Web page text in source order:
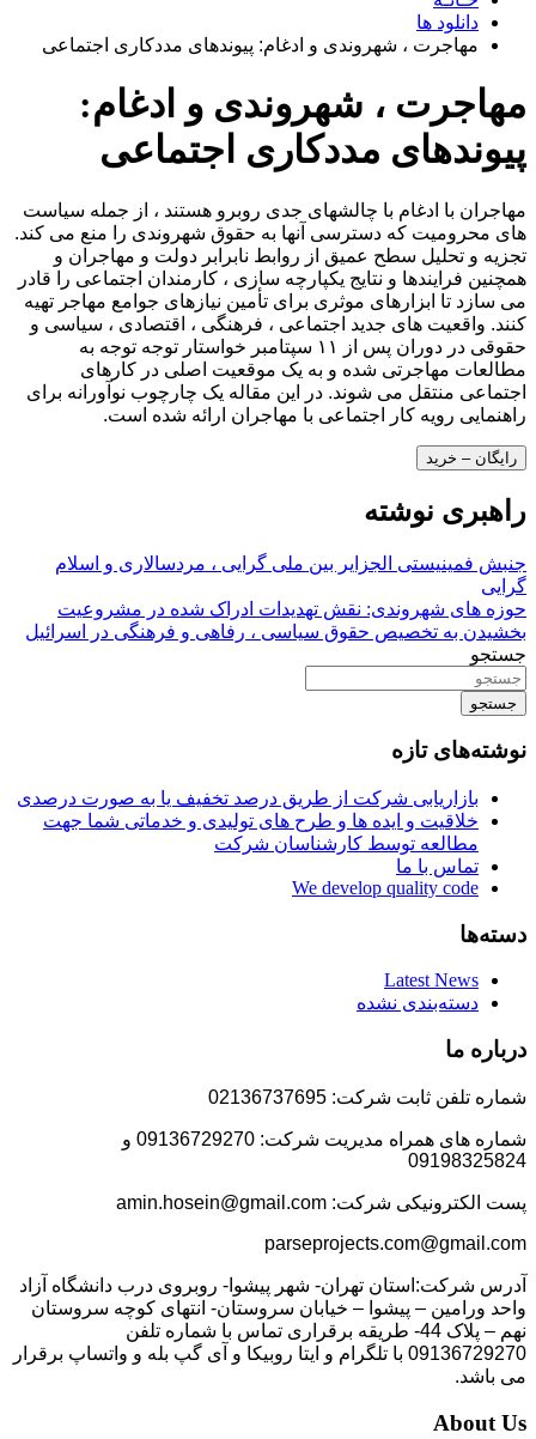
دانلود ها
مهاجرت ، شهروندی و ادغام: پیوندهای مددکاری اجتماعی
مهاجرت ، شهروندی و ادغام:
پیوندهای مددکاری اجتماعی
مهاجران با ادغام با چالشهای جدی روبرو هستند ، از جمله سیاست
های محرومیت که دسترسی آنها به حقوق شهروندی را منع می کند.
تجزیه و تحلیل سطح عمیق از روابط نابرابر دولت و مهاجران و
همچنین فرایندها و نتایج یکپارچه سازی ، کارمندان اجتماعی را قادر
می سازد تا ابزارهای موثری برای تأمین نیازهای جوامع مهاجر تهیه
کنند. واقعیت های جدید اجتماعی ، فرهنگی ، اقتصادی ، سیاسی و
حقوقی در دوران پس از ۱۱ سپتامبر خواستار توجه توجه به
مطالعات مهاجرتی شده و به یک موقعیت اصلی در کارهای
اجتماعی منتقل می شوند. در این مقاله یک چارچوب نوآورانه برای
راهنمایی رویه کار اجتماعی با مهاجران ارائه شده است.
رایگان – خرید
راهبری نوشته
جنبش فمینیستی الجزایر بین ملی گرایی ، مردسالاری و اسلام
گرایی
حوزه های شهروندی: نقش تهدیدات ادراک شده در مشروعیت
بخشیدن به تخصیص حقوق سیاسی ، رفاهی و فرهنگی در اسرائیل
جستجو
جستجو
نوشته‌های تازه
بازاریابی شرکت از طریق درصد تخفیف یا به صورت درصدی
خلاقیت و ایده ها و طرح های تولیدی و خدماتی شما جهت
مطالعه توسط کارشناسان شرکت
تماس با ما
We develop quality code
دسته‌ها
Latest News
دسته‌بندی نشده
درباره ما
شماره تلفن ثابت شرکت: 02136737695
شماره های همراه مدیریت شرکت: 09136729270 و
09198325824
پست الکترونیکی شرکت: amin.hosein@gmail.com
parseprojects.com@gmail.com
آدرس شرکت:استان تهران- شهر پیشوا- روبروی درب دانشگاه آزاد
واحد ورامین – پیشوا – خیابان سروستان- انتهای کوچه سروستان
نهم – پلاک 44- طریقه برقراری تماس با شماره تلفن
09136729270 با تلگرام و ایتا روبیکا و آی گپ بله و واتساپ برقرار
می باشد.
About Us